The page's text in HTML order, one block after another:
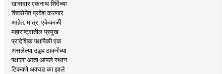
खासदार एकनाथ शिंदेंच्या
शिवसेनेत प्रवेश करणार
आहेत. मात्र, एकेकाळी
महाराष्ट्रातील प्रमुख
प्रादेशिक पक्षांपैकी एक
असलेल्या उद्धव ठाकरेंच्या
पक्षाला आता आपले स्थान
टिकवणे अवघड का झाले